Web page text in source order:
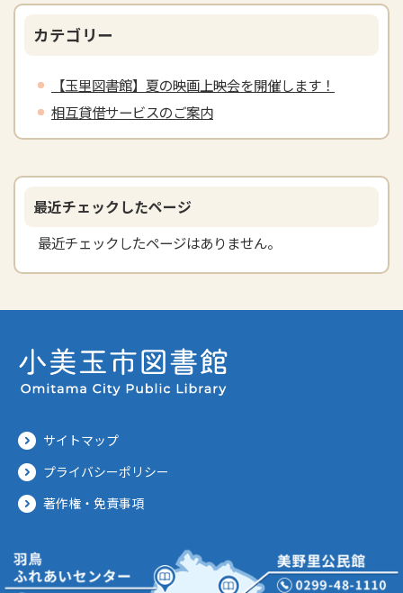
カテゴリー
【玉里図書館】夏の映画上映会を開催します！
相互貸借サービスのご案内
最近チェックしたページ
最近チェックしたページはありません。
サイトマップ
プライバシーポリシー
著作権・免責事項